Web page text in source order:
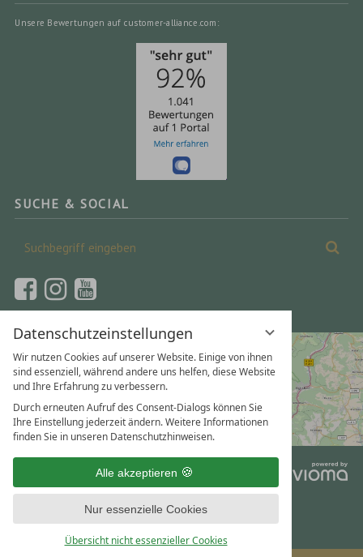
Datenschutzeinstellungen
Wir nutzen Cookies auf unserer Website. Einige von ihnen
sind essenziell, während andere uns helfen, diese Website
und Ihre Erfahrung zu verbessern.
Durch erneuten Aufruf des Consent-Dialogs können Sie
Ihre Einstellung jederzeit ändern. Weitere Informationen
finden Sie in unseren Datenschutzhinweisen.
Alle akzeptieren
Nur essenzielle Cookies
Übersicht nicht essenzieller Cookies
Unsere Bewertungen auf customer-alliance.com:
SUCHE & SOCIAL
Suchbegriff